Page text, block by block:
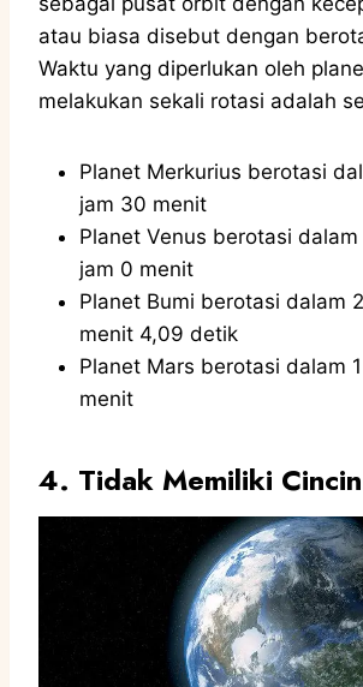
atau biasa disebut dengan
Waktu yang diperlukan oleh
melakukan sekali rotasi adalah
Planet Merkurius berotasi
jam 30 menit
Planet Venus berotasi dalam
jam 0 menit
Planet Bumi berotasi dalam
menit 4,09 detik
Planet Mars berotasi dalam
menit
4. Tidak Memiliki